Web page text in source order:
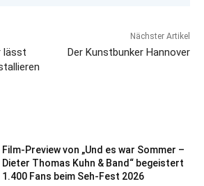
lässt
Nächster Artikel
Der Kunstbunker Hannover
Film-Preview von „Und es war Sommer –
Dieter Thomas Kuhn & Band“ begeistert
1.400 Fans beim Seh-Fest 2026